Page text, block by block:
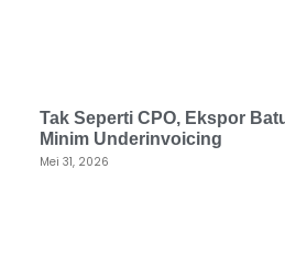
Tak Seperti CPO, Ekspor
Minim Underinvoicing
Mei 31, 2026